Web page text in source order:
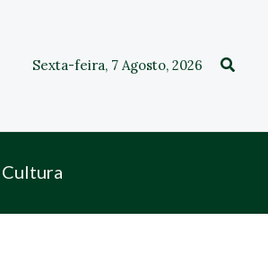
Sexta-feira, 7 Agosto, 2026
Cultura